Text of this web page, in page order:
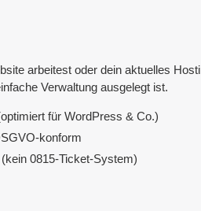
arbeitest oder dein aktuelles
Verwaltung ausgelegt ist.
für WordPress & Co.)
konform
0815-Ticket-System)